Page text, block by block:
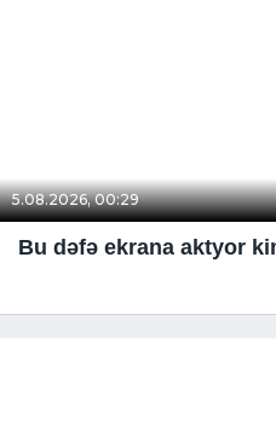
5.08.2026, 00:29
Bu dəfə ekrana aktyor